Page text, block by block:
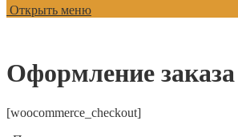
Открыть меню
Оформление заказа
[woocommerce_checkout]